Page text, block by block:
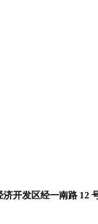
开发区经一南路 12